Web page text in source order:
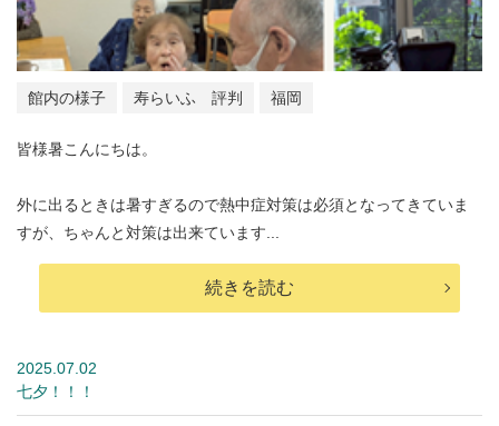
館内の様子 寿らいふ 評判 福岡
皆様暑こんにちは。
外に出るときは暑すぎるので熱中症対策は必須となってきていま
すが、ちゃんと対策は出来ています...
続きを読む
2025.07.02
七夕！！！